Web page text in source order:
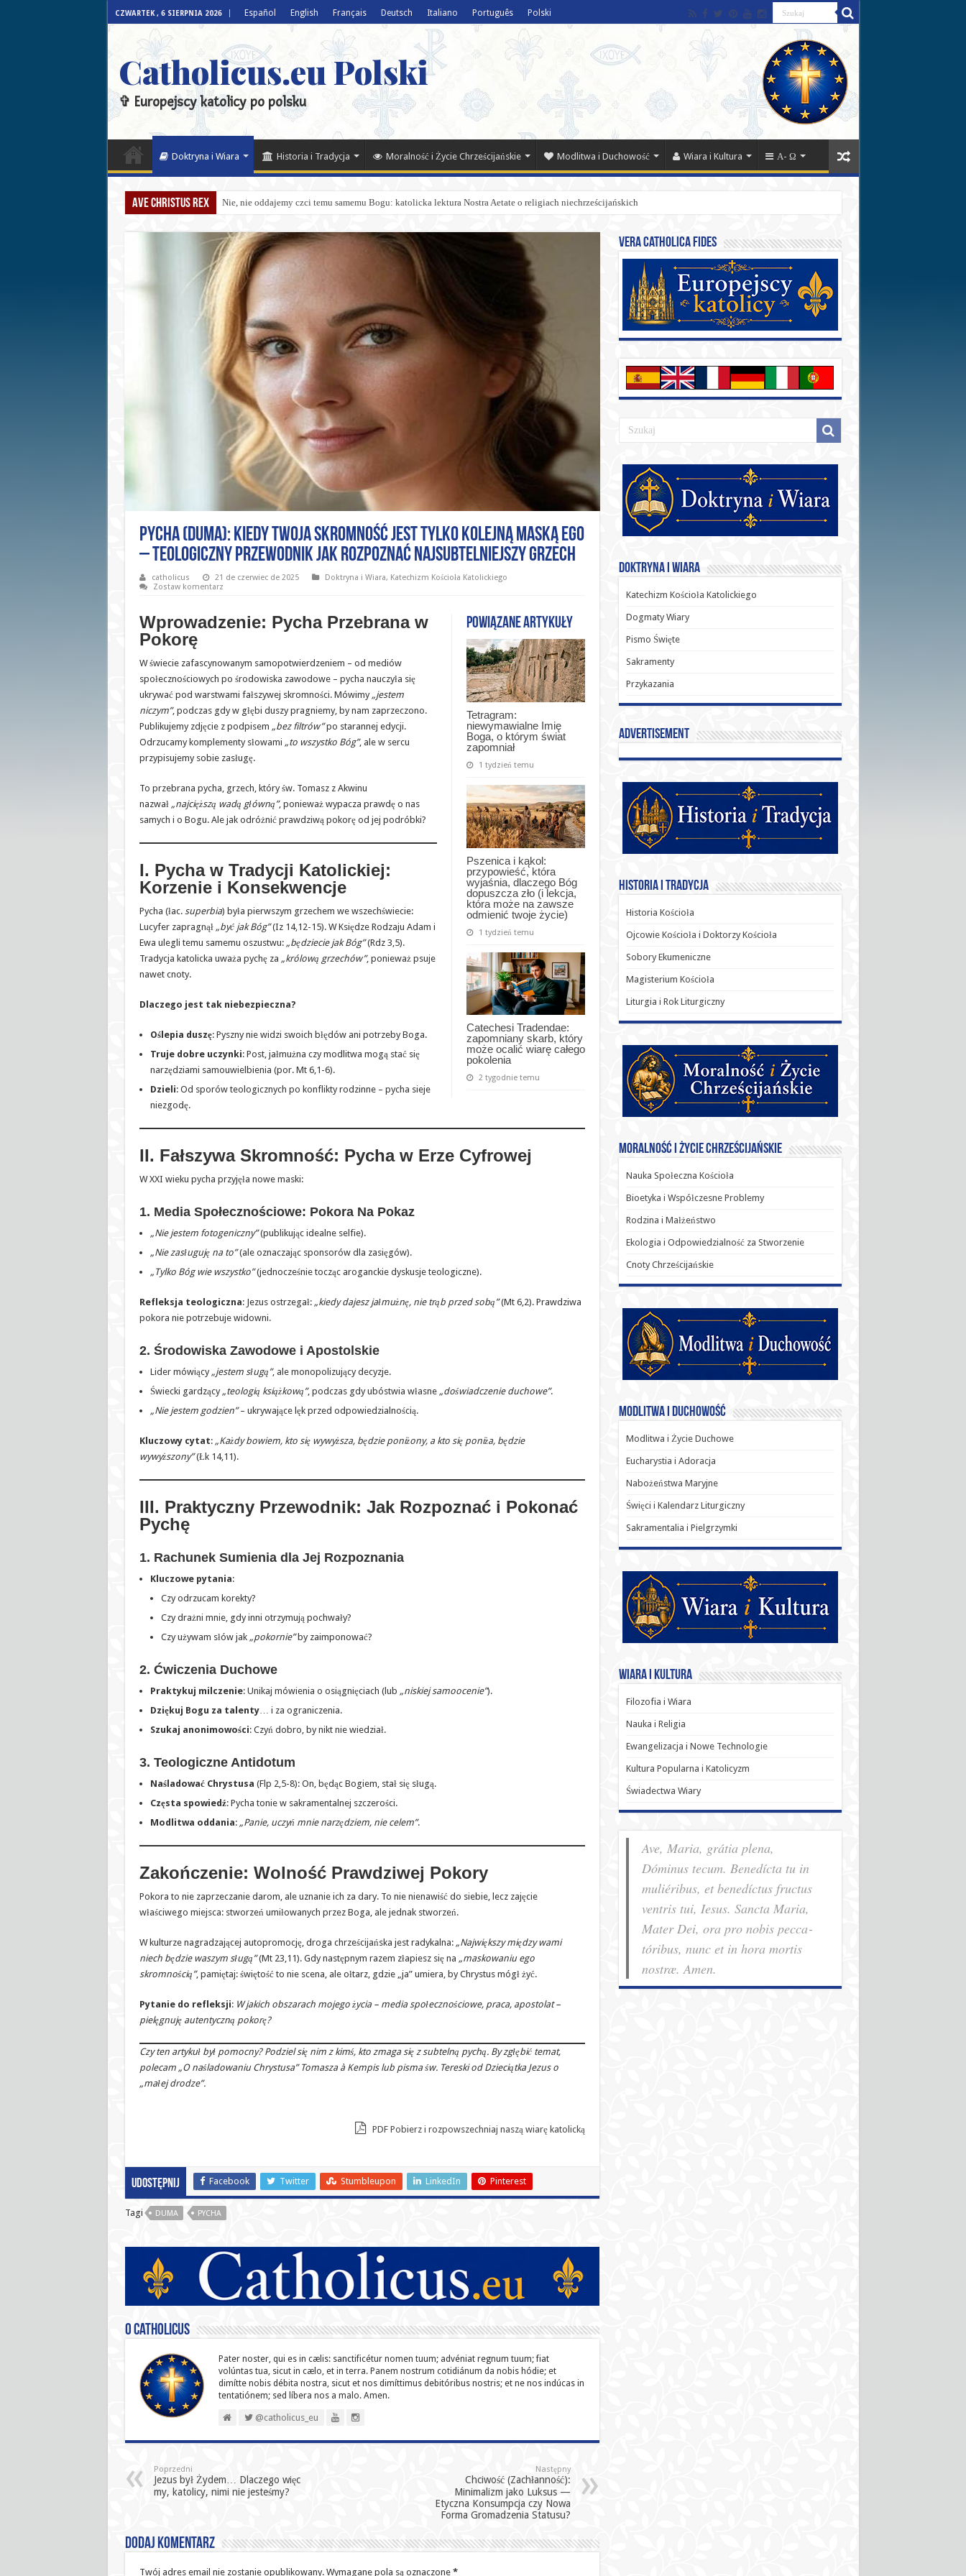
CZWARTEK , 6 SIERPNIA 2026 Español English Français Deutsch Italiano Português Polski
Catholicus.eu Polski
✞ Europejscy katolicy po polsku
Doktryna i Wiara Historia i Tradycja Moralność i Życie Chrześcijańskie Modlitwa i Duchowość Wiara i Kultura Α- Ω
Ave Christus Rex Nie, nie oddajemy czci temu samemu Bogu: katolicka lektura Nostra Aetate o religiach niechrześcijańskich
Pycha (Duma): Kiedy Twoja Skromność Jest Tylko Kolejną Maską Ego
– Teologiczny Przewodnik Jak Rozpoznać Najsubtelniejszy Grzech
catholicus 21 de czerwiec de 2025 Doktryna i Wiara, Katechizm Kościoła Katolickiego
Zostaw komentarz
Powiązane artykuły
Tetragram:
niewymawialne Imię
Boga, o którym świat
zapomniał
1 tydzień temu
Pszenica i kąkol:
przypowieść, która
wyjaśnia, dlaczego Bóg
dopuszcza zło (i lekcja,
która może na zawsze
odmienić twoje życie)
1 tydzień temu
Catechesi Tradendae:
zapomniany skarb, który
może ocalić wiarę całego
pokolenia
2 tygodnie temu
Wprowadzenie: Pycha Przebrana w
Pokorę
W świecie zafascynowanym samopotwierdzeniem – od mediów
społecznościowych po środowiska zawodowe – pycha nauczyła się
ukrywać pod warstwami fałszywej skromności. Mówimy „jestem
niczym”, podczas gdy w głębi duszy pragniemy, by nam zaprzeczono.
Publikujemy zdjęcie z podpisem „bez filtrów”po starannej edycji.
Odrzucamy komplementy słowami „to wszystko Bóg”, ale w sercu
przypisujemy sobie zasługę.
To przebrana pycha, grzech, który św. Tomasz z Akwinu
nazwał „najcięższą wadą główną”, ponieważ wypacza prawdę o nas
samych i o Bogu. Ale jak odróżnić prawdziwą pokorę od jej podróbki?
I. Pycha w Tradycji Katolickiej:
Korzenie i Konsekwencje
Pycha (łac. superbia) była pierwszym grzechem we wszechświecie:
Lucyfer zapragnął „być jak Bóg”(Iz 14,12-15). W Księdze Rodzaju Adam i
Ewa ulegli temu samemu oszustwu: „będziecie jak Bóg”(Rdz 3,5).
Tradycja katolicka uważa pychę za „królową grzechów”, ponieważ psuje
nawet cnoty.
Dlaczego jest tak niebezpieczna?
Oślepia duszę: Pyszny nie widzi swoich błędów ani potrzeby Boga.
Truje dobre uczynki: Post, jałmużna czy modlitwa mogą stać się
narzędziami samouwielbienia (por. Mt 6,1-6).
Dzieli: Od sporów teologicznych po konflikty rodzinne – pycha sieje
niezgodę.
II. Fałszywa Skromność: Pycha w Erze Cyfrowej
W XXI wieku pycha przyjęła nowe maski:
1. Media Społecznościowe: Pokora Na Pokaz
„Nie jestem fotogeniczny”(publikując idealne selfie).
„Nie zasługuję na to”(ale oznaczając sponsorów dla zasięgów).
„Tylko Bóg wie wszystko”(jednocześnie tocząc aroganckie dyskusje teologiczne).
Refleksja teologiczna: Jezus ostrzegał: „kiedy dajesz jałmużnę, nie trąb przed sobą”(Mt 6,2). Prawdziwa
pokora nie potrzebuje widowni.
2. Środowiska Zawodowe i Apostolskie
Lider mówiący „jestem sługą”, ale monopolizujący decyzje.
Świecki gardzący „teologią książkową”, podczas gdy ubóstwia własne „doświadczenie duchowe”.
„Nie jestem godzien”– ukrywające lęk przed odpowiedzialnością.
Kluczowy cytat: „Każdy bowiem, kto się wywyższa, będzie poniżony, a kto się poniża, będzie
wywyższony”(Łk 14,11).
III. Praktyczny Przewodnik: Jak Rozpoznać i Pokonać
Pychę
1. Rachunek Sumienia dla Jej Rozpoznania
Kluczowe pytania:
Czy odrzucam korekty?
Czy drażni mnie, gdy inni otrzymują pochwały?
Czy używam słów jak „pokornie”by zaimponować?
2. Ćwiczenia Duchowe
Praktykuj milczenie: Unikaj mówienia o osiągnięciach (lub „niskiej samoocenie”).
Dziękuj Bogu za talenty… i za ograniczenia.
Szukaj anonimowości: Czyń dobro, by nikt nie wiedział.
3. Teologiczne Antidotum
Naśladować Chrystusa (Flp 2,5-8): On, będąc Bogiem, stał się sługą.
Częsta spowiedź: Pycha tonie w sakramentalnej szczerości.
Modlitwa oddania: „Panie, uczyń mnie narzędziem, nie celem”.
Zakończenie: Wolność Prawdziwej Pokory
Pokora to nie zaprzeczanie darom, ale uznanie ich za dary. To nie nienawiść do siebie, lecz zajęcie
właściwego miejsca: stworzeń umiłowanych przez Boga, ale jednak stworzeń.
W kulturze nagradzającej autopromocję, droga chrześcijańska jest radykalna: „Największy między wami
niech będzie waszym sługą”(Mt 23,11). Gdy następnym razem złapiesz się na „maskowaniu ego
skromnością”, pamiętaj: świętość to nie scena, ale ołtarz, gdzie „ja” umiera, by Chrystus mógł żyć.
Pytanie do refleksji: W jakich obszarach mojego życia – media społecznościowe, praca, apostolat –
pielęgnuję autentyczną pokorę?
Czy ten artykuł był pomocny? Podziel się nim z kimś, kto zmaga się z subtelną pychą. By zgłębić temat,
polecam „O naśladowaniu Chrystusa” Tomasza à Kempis lub pisma św. Tereski od Dzieciątka Jezus o
„małej drodze”.
PDF Pobierz i rozpowszechniaj naszą wiarę katolicką
Udostępnij Facebook Twitter Stumbleupon LinkedIn Pinterest
Tagi DUMA PYCHA
O catholicus
Pater noster, qui es in cælis: sanc­ti­ficétur nomen tuum; advéniat regnum tuum; fiat
volúntas tua, sicut in cælo, et in terra. Panem nostrum cotidiánum da nobis hódie; et
dimítte nobis débita nostra, sicut et nos dimíttimus debitóribus nostris; et ne nos indúcas in
ten­ta­tiónem; sed líbera nos a malo. Amen.
@catholicus_eu
Poprzedni
Jezus był Żydem… Dlaczego więc
my, katolicy, nimi nie jesteśmy?
Następny
Chciwość (Zachłanność):
Minimalizm jako Luksus —
Etyczna Konsumpcja czy Nowa
Forma Gromadzenia Statusu?
Dodaj komentarz
Twój adres email nie zostanie opublikowany. Wymagane pola są oznaczone *
Vera catholica fides
Doktryna i Wiara
Katechizm Kościoła Katolickiego
Dogmaty Wiary
Pismo Święte
Sakramenty
Przykazania
Advertisement
Historia i Tradycja
Historia Kościoła
Ojcowie Kościoła i Doktorzy Kościoła
Sobory Ekumeniczne
Magisterium Kościoła
Liturgia i Rok Liturgiczny
Moralność i Życie Chrześcijańskie
Nauka Społeczna Kościoła
Bioetyka i Współczesne Problemy
Rodzina i Małżeństwo
Ekologia i Odpowiedzialność za Stworzenie
Cnoty Chrześcijańskie
Modlitwa i Duchowość
Modlitwa i Życie Duchowe
Eucharystia i Adoracja
Nabożeństwa Maryjne
Święci i Kalendarz Liturgiczny
Sakramentalia i Pielgrzymki
Wiara i Kultura
Filozofia i Wiara
Nauka i Religia
Ewangelizacja i Nowe Technologie
Kultura Popularna i Katolicyzm
Świadectwa Wiary
Ave, Maria, grátia plena,
Dóminus tecum. Benedícta tu in
muliéribus, et benedíctus fructus
ventris tui, Iesus. Sancta Maria,
Mater Dei, ora pro nobis pec­ca­
tóribus, nunc et in hora mortis
nostræ. Amen.